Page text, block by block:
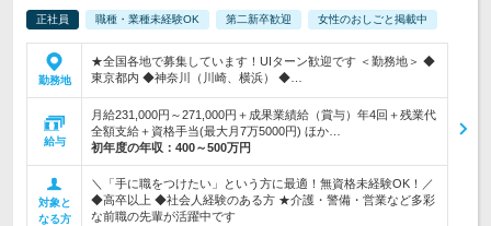
正社員 職種・業種未経験OK 第二新卒歓迎 女性のおしごと掲載中
勤務地
★全国各地で募集しています！UIターン歓迎です ＜勤務地＞ ◆
東京都内 ◆神奈川（川崎、横浜） ◆…
給与
月給231,000円～271,000円＋成果業績給（賞与）年4回＋残業代
全額支給＋資格手当(最大月7万5000円) ほか…
初年度の年収： 400～500万円
対象と
なる方
＼「手に職をつけたい」という方に最適！無資格未経験OK！／
◆高卒以上 ◆社会人経験のある方 ★介護・警備・営業など多彩
な前職の先輩が活躍中です